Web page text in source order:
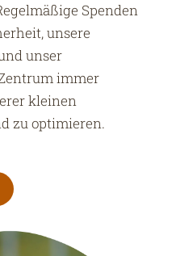
Spenden
unsere
unser
immer
kleinen
zu optimieren.